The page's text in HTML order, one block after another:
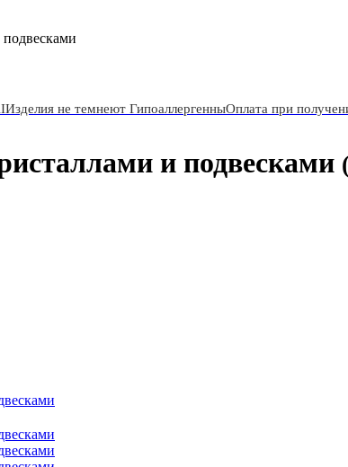
Изделия не темнеют ГипоаллергенныОплата при
и подвесками